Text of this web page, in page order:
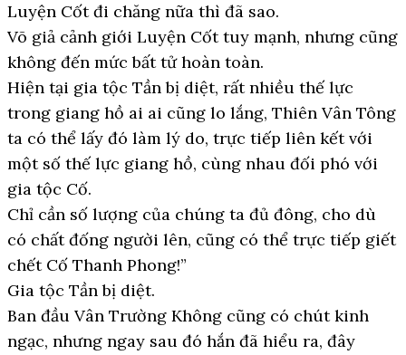
Luyện Cốt đi chăng nữa thì đã sao.
Võ giả cảnh giới Luyện Cốt tuy mạnh, nhưng cũng
không đến mức bất tử hoàn toàn.
Hiện tại gia tộc Tần bị diệt, rất nhiều thế lực
trong giang hồ ai ai cũng lo lắng, Thiên Vân Tông
ta có thể lấy đó làm lý do, trực tiếp liên kết với
một số thế lực giang hồ, cùng nhau đối phó với
gia tộc Cố.
Chỉ cần số lượng của chúng ta đủ đông, cho dù
có chất đống người lên, cũng có thể trực tiếp giết
chết Cố Thanh Phong!”
Gia tộc Tần bị diệt.
Ban đầu Vân Trường Không cũng có chút kinh
ngạc, nhưng ngay sau đó hắn đã hiểu ra, đây